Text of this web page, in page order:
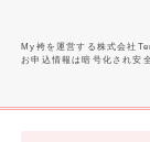
My袴を運営する株式会社
お申込情報は暗号化され安